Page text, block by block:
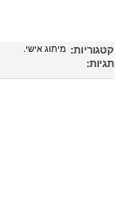
קטגוריות: מיתוג אישי
תגיות: